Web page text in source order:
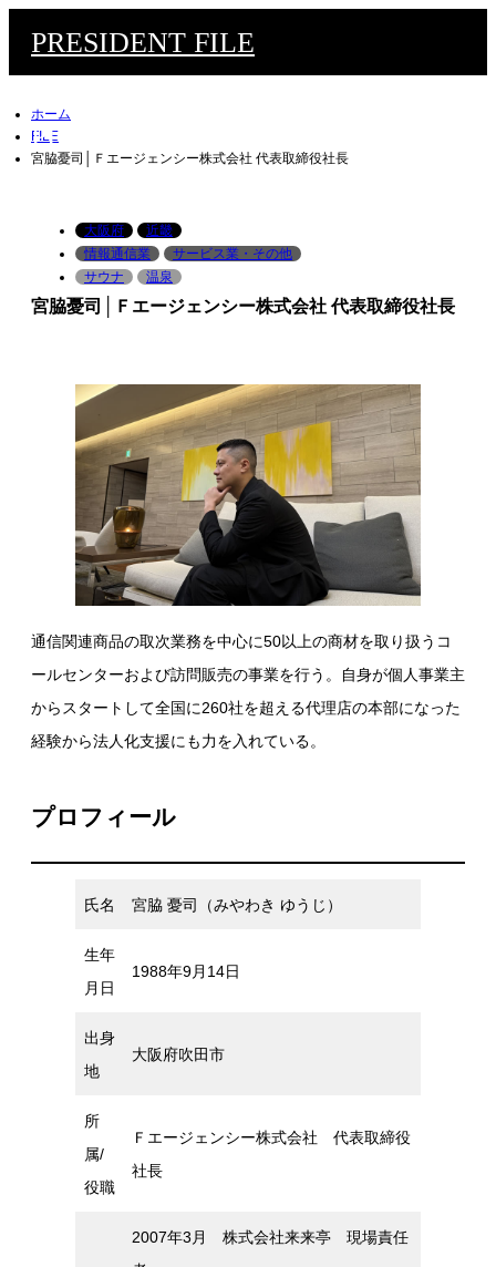
PRESIDENT FILE
PRESIDENT FILE
ホーム
FILE
宮脇憂司│Ｆエージェンシー株式会社 代表取締役社長
大阪府
近畿
情報通信業
サービス業・その他
サウナ
温泉
宮脇憂司│Ｆエージェンシー株式会社 代表取締役社長
通信関連商品の取次業務を中心に50以上の商材を取り扱うコ
ールセンターおよび訪問販売の事業を行う。自身が個人事業主
からスタートして全国に260社を超える代理店の本部になった
経験から法人化支援にも力を入れている。
プロフィール
氏名 宮脇 憂司（みやわき ゆうじ）
生年
月日
1988年9月14日
出身
地
大阪府吹田市
所
属/
役職
Ｆエージェンシー株式会社 代表取締役
社長
2007年3月 株式会社来来亭 現場責任